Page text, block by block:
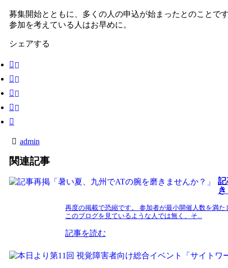
募集開始とともに、多くの人の申込が始まったとのことで
参加を考えている人はお早めに。
シェアする
admin
関連記事
再度の掲載で恐縮です。 参加者が最小開催人数を満
このブログを見ているような人では無く、そ...
記事を読む